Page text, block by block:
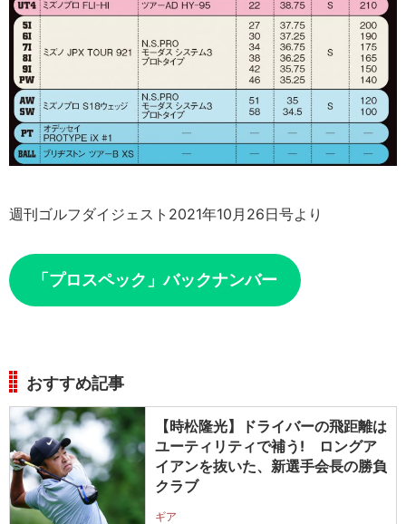
週刊ゴルフダイジェスト2021年10月26日号より
「プロスペック」バックナンバー
おすすめ記事
【時松隆光】ドライバーの飛距離は
ユーティリティで補う! ロングア
イアンを抜いた、新選手会長の勝負
クラブ
ギア